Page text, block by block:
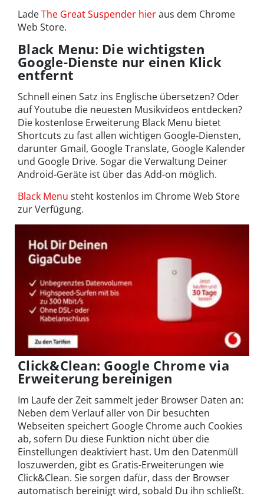
LadeThe Great Suspender hieraus dem Chrome
Web Store.
Black Menu: Die wichtigsten
Google-Dienste nur einen Klick
entfernt
Schnell einen Satz ins Englische übersetzen? Oder
auf Youtube die neuesten Musikvideos entdecken?
Die kostenlose Erweiterung Black Menu bietet
Shortcuts zu fast allen wichtigen Google-Diensten,
darunter Gmail, Google Translate, Google Kalender
und Google Drive. Sogar die Verwaltung Deiner
Android-Geräte ist über das Add-on möglich.
Black Menu steht kostenlos im Chrome Web Store
zur Verfügung.
Click&Clean: Google Chrome via
Erweiterung bereinigen
Im Laufe der Zeit sammelt jeder Browser Daten an:
Neben dem Verlauf aller von Dir besuchten
Webseiten speichert Google Chrome auch Cookies
ab, sofern Du diese Funktion nicht über die
Einstellungen deaktiviert hast. Um den Datenmüll
loszuwerden, gibt es Gratis-Erweiterungen wie
Click&Clean. Sie sorgen dafür, dass der Browser
automatisch bereinigt wird, sobald Du ihn schließt.